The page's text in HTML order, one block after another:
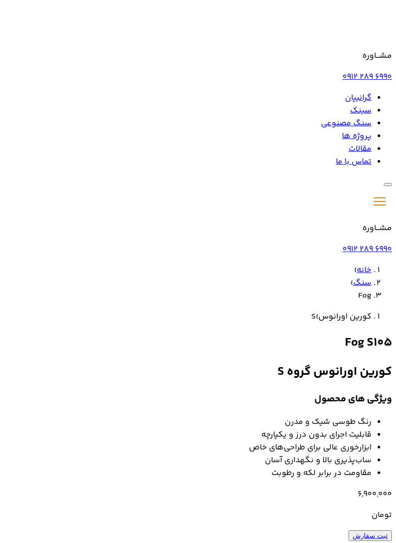
مـشـــاوره
0912 289 6990
گرانیپان
سینک
سنگ مصنوعی
پروژه ها
مقالات
تماس با ما
مـشـــاوره
0912 289 6990
خانه›
سنگ›
Fog
کورین اورانوس›
S
FogS105
کورین اورانوسگروه S
ویژگی های محصول
رنگ طوسی شیک و مدرن
قابلیت اجرای بدون درز و یکپارچه
ابزارخوری عالی برای طراحی‌های خاص
ساب‌پذیری بالا و نگهداری آسان
مقاومت در برابر لکه و رطوبت
6,900,000
تومان
ثبت سفارش